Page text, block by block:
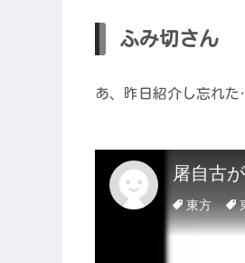
ふみ切さん
あ、昨日紹介し忘れた